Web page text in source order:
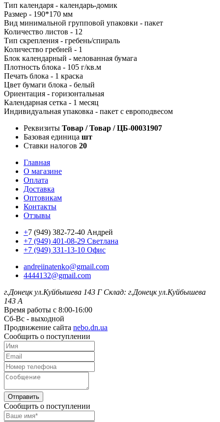
Тип календаря - календарь-домик
Размер - 190*170 мм
Вид минимальной групповой упаковки - пакет
Количество листов - 12
Тип скрепления - гребень/спираль
Количество гребней - 1
Блок календарный - мелованная бумага
Плотность блока - 105 г/кв.м
Печать блока - 1 краска
Цвет бумаги блока - белый
Ориентация - горизонтальная
Календарная сетка - 1 месяц
Индивидуальная упаковка - пакет с европодвесом
Реквизиты Товар / Товар / ЦБ-00031907
Базовая единица шт
Ставки налогов 20
Главная
О магазине
Оплата
Доставка
Оптовикам
Контакты
Отзывы
+7 (949) 382-72-40 Андрей
+7 (949) 401-08-29 Светлана
+7 (949) 331-13-10 Офис
andreiinatenko@gmail.com
4444132@gmail.com
г.Донецк ул.Куйбышева 143 Г Склад: г.Донецк ул.Куйбышева
143 А
Время работы с 8:00-16:00
Сб-Вс - выходной
Продвижение сайта nebo.dn.ua
Сообщить о поступлении
Отправить
Сообщить о поступлении